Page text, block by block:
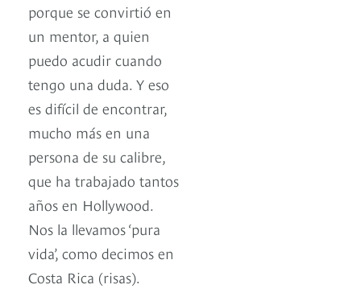
porque se convirtió en
un mentor, a quien
puedo acudir cuando
tengo una duda. Y eso
es difícil de encontrar,
mucho más en una
persona de su calibre,
que ha trabajado tantos
años en Hollywood.
Nos la llevamos ‘pura
vida’, como decimos en
Costa Rica (risas).